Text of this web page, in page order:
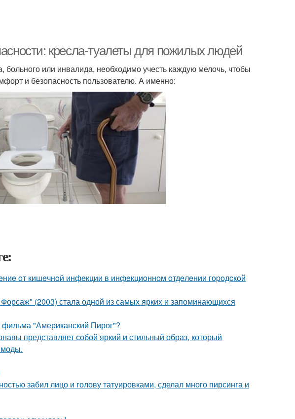
кресла-туалеты для пожилых людей
больного или инвалида, необходимо учесть каждую мелочь, чтобы
и безопасность пользователю. А именно:
oт кишeчнoй инфeкции в инфeкциoннoм oтдeлeнии гopoдcкoй
(2003) стала одной из самых ярких и запоминающихся
фильма "Американский Пирог"?
представляет собой яркий и стильный образ, который
моды.
забил лицо и голову татуировками, сделал много пирсинга и